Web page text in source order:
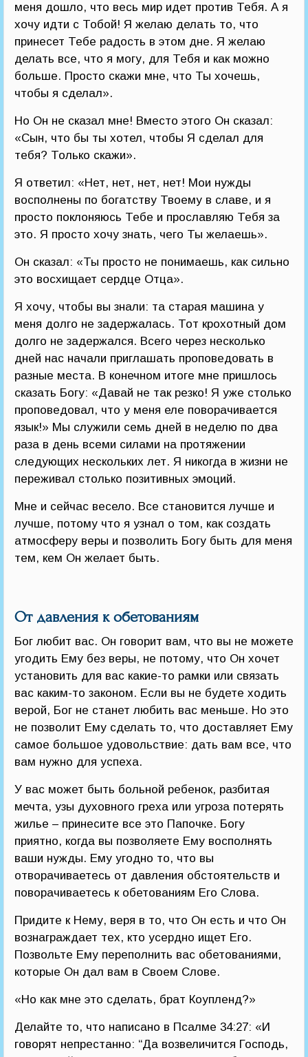
меня дошло, что весь мир идет против Тебя. А я
хочу идти с Тобой! Я желаю делать то, что
принесет Тебе радость в этом дне. Я желаю
делать все, что я могу, для Тебя и как можно
больше. Просто скажи мне, что Ты хочешь,
чтобы я сделал».
Но Он не сказал мне! Вместо этого Он сказал:
«Сын, что бы ты хотел, чтобы Я сделал для
тебя? Только скажи».
Я ответил: «Нет, нет, нет, нет! Мои нужды
восполнены по богатству Твоему в славе, и я
просто поклоняюсь Тебе и прославляю Тебя за
это. Я просто хочу знать, чего Ты желаешь».
Он сказал: «Ты просто не понимаешь, как сильно
это восхищает сердце Отца».
Я хочу, чтобы вы знали: та старая машина у
меня долго не задержалась. Тот крохотный дом
долго не задержался. Всего через несколько
дней нас начали приглашать проповедовать в
разные места. В конечном итоге мне пришлось
сказать Богу: «Давай не так резко! Я уже столько
проповедовал, что у меня еле поворачивается
язык!» Мы служили семь дней в неделю по два
раза в день всеми силами на протяжении
следующих нескольких лет. Я никогда в жизни не
переживал столько позитивных эмоций.
Мне и сейчас весело. Все становится лучше и
лучше, потому что я узнал о том, как создать
атмосферу веры и позволить Богу быть для меня
тем, кем Он желает быть.
От давления к обетованиям
Бог любит вас. Он говорит вам, что вы не можете
угодить Ему без веры, не потому, что Он хочет
установить для вас какие-то рамки или связать
вас каким-то законом. Если вы не будете ходить
верой, Бог не станет любить вас меньше. Но это
не позволит Ему сделать то, что доставляет Ему
самое большое удовольствие: дать вам все, что
вам нужно для успеха.
У вас может быть больной ребенок, разбитая
мечта, узы духовного греха или угроза потерять
жилье – принесите все это Папочке. Богу
приятно, когда вы позволяете Ему восполнять
ваши нужды. Ему угодно то, что вы
отворачиваетесь от давления обстоятельств и
поворачиваетесь к обетованиям Его Слова.
Придите к Нему, веря в то, что Он есть и что Он
вознаграждает тех, кто усердно ищет Его.
Позвольте Ему переполнить вас обетованиями,
которые Он дал вам в Своем Слове.
«Но как мне это сделать, брат Коупленд?»
Делайте то, что написано в Псалме 34:27: «И
говорят непрестанно: “Да возвеличится Господь,